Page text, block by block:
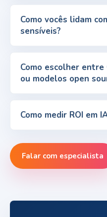
Como vocês lidam
sensíveis?
Como escolher entre
ou modelos open
Como medir ROI em
Falar com especialista